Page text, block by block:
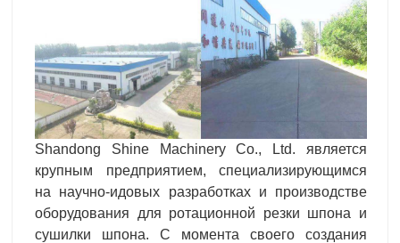
Shandong Shine Machinery Co., Ltd. является
крупным предприятием, специализирующимся
на научно-идовых разработках и производстве
оборудования для ротационной резки шпона и
сушилки шпона. С момента своего создания